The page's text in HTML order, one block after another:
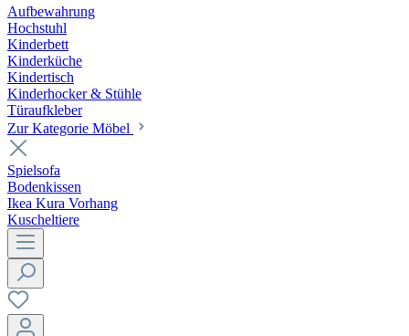
Aufbewahrung
Hochstuhl
Kinderbett
Kinderküche
Kindertisch
Kinderhocker & Stühle
Türaufkleber
Zur Kategorie Möbel
Spielsofa
Bodenkissen
Ikea Kura Vorhang
Kuscheltiere